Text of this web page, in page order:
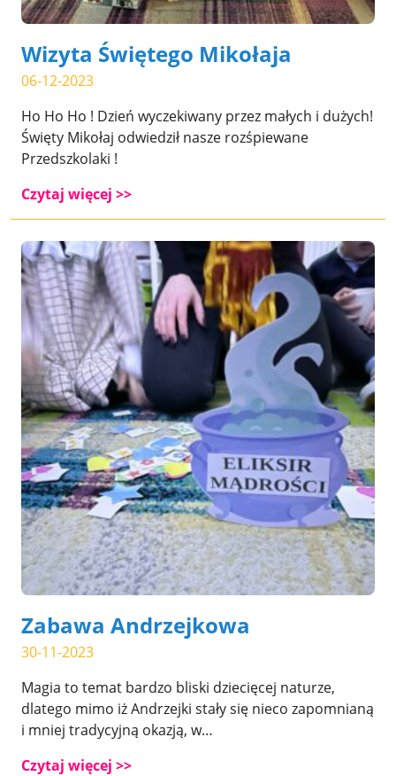
Wizyta Świętego Mikołaja
06-12-2023
Ho Ho Ho ! Dzień wyczekiwany przez małych i dużych!
Święty Mikołaj odwiedził nasze rozśpiewane
Przedszkolaki !
Czytaj więcej
Zabawa Andrzejkowa
30-11-2023
Magia to temat bardzo bliski dziecięcej naturze,
dlatego mimo iż Andrzejki stały się nieco zapomnianą
i mniej tradycyjną okazją, w…
Czytaj więcej